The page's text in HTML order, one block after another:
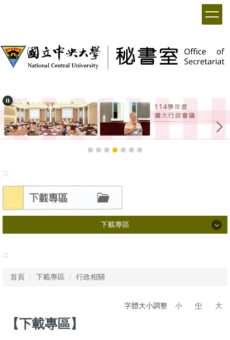
:::
下載專區
校友相關
:::
首頁 下載專區 行政相關
字體大小調整 小 中 大
【下載專區】